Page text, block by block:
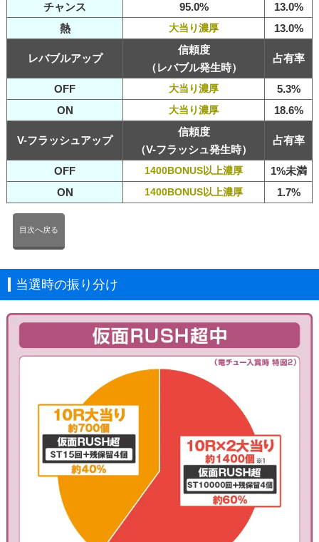
チャンス
95.0%
13.0%
熱
大当り濃厚 13.0%
レバブルアップ
信頼度
（レバブル発生時）
占有率
OFF 大当り濃厚
5.3%
ON
大当り濃厚 18.6%
V-フラッシュアップ
信頼度
（V-フラッシュ発生時）
占有率
OFF 1400BONUS以上濃厚
1%未満
ON
1400BONUS以上濃厚 1.7%
目次へ戻る
当選時の振り分け